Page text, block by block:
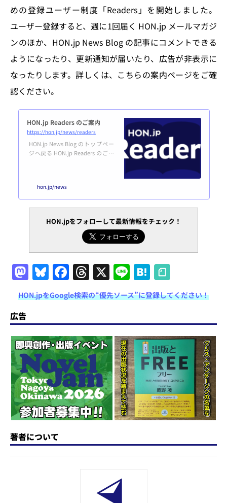
めの登録ユーザー制度「Readers」を開始しました。
ユーザー登録すると、週に1回届く HONꓸjp メールマガジ
ンのほか、HONꓸjp News Blog の記事にコメントできる
ようになったり、更新通知が届いたり、広告が非表示に
なったりします。詳しくは、こちらの案内ページをご確
認ください。
HON.jp Readers のご案内
https://hon.jp/news/readers
HON.jp News Blog のトップペー
ジへ戻る HON.jp Readers のご案
誰でも無料で登録できます。利用
規約はこちら。登録する あなた
はユーザー登録済み＆ログイン済
みです。マイページはこちら。 H
ON.jp News Blogとは？概要HON.
jp News Blogは、紙だけでなくデ
ジタル出版も含めた、広い意味で
の本（HON）のつくり手をエン
パ...
hon.jp/news
HON.jpをフォローして最新情報をチェック！
M
a
st
o
d
o
n
Bl
u
e
s
k
y
F
a
c
e
b
o
o
k
T
h
re
a
d
s
X Li
n
e
H
at
e
n
a
HON.jpをGoogle検索の“優先ソース”に登録してください！
広告
著者について